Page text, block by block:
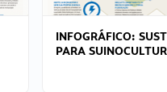
INFOGRÁFICO:
PARA